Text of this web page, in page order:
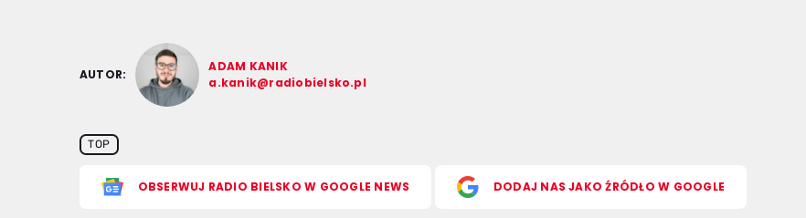
AUTOR:
ADAM KANIK
a.kanik@radiobielsko.pl
TOP
OBSERWUJ RADIO BIELSKO W GOOGLE NEWS DODAJ NAS JAKO ŹRÓDŁO W GOOGLE